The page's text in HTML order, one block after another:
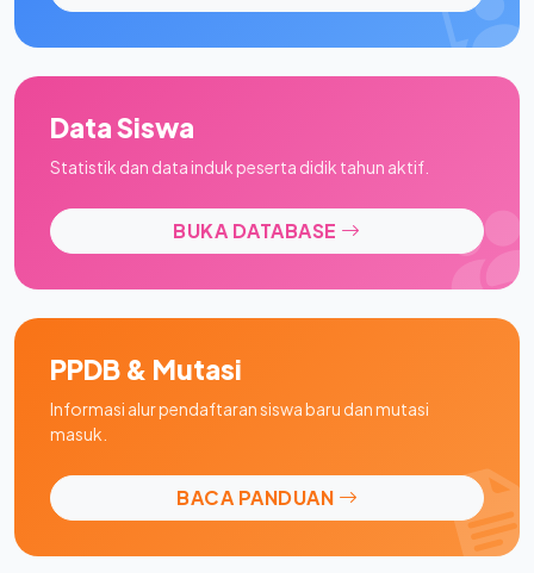
Data Siswa
Statistik dan data induk peserta didik tahun aktif.
BUKA DATABASE
PPDB & Mutasi
Informasi alur pendaftaran siswa baru dan mutasi
masuk.
BACA PANDUAN